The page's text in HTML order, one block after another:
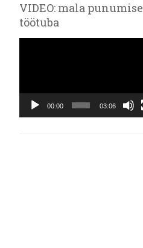
VIDEO: mala punumise
töötuba
00:00 03:06